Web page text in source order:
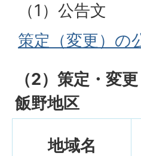
（1）公告文
策定（変更）の
（2）策定・変
飯野地区
地域名